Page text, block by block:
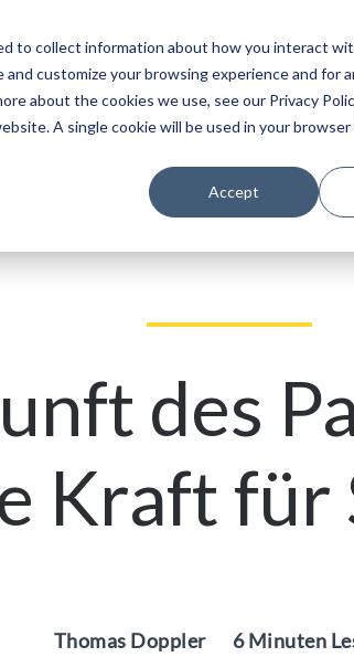
to collect information about how you interact
customize your browsing experience and for
about the cookies we use, see our Privacy
A single cookie will be used in your
Accept
Service Partner
Parkens: Eine treibende Kraft für
des
Kraft für
Thomas Doppler 6 Minuten